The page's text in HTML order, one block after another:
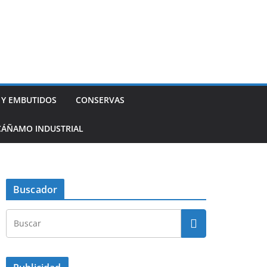
EMBUTIDOS CONSERVAS
INDUSTRIAL
Buscador